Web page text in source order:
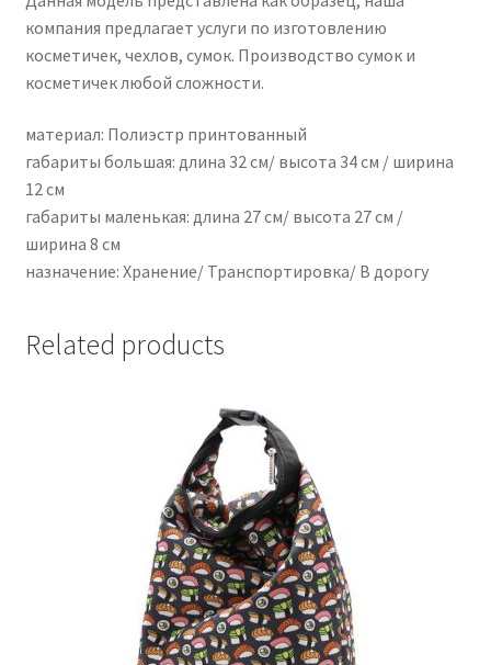
компания предлагает услуги по изготовлению
косметичек, чехлов, сумок. Производство сумок и
косметичек любой сложности.
материал: Полиэстр принтованный
габариты большая: длина 32 см/ высота 34 см / ширина
12 см
габариты маленькая: длина 27 см/ высота 27 см /
ширина 8 см
назначение: Хранение/ Транспортировка/ В дорогу
Related products